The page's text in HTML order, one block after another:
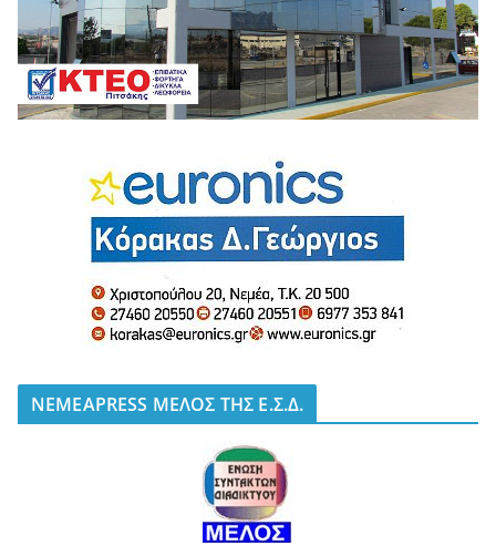
NEMEAPRESS ΜΕΛΟΣ ΤΗΣ Ε.Σ.Δ.